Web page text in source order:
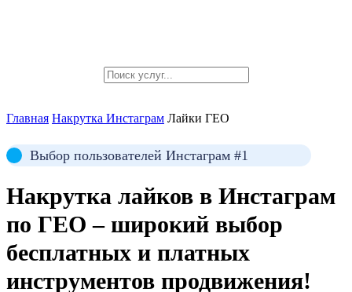
Главная Накрутка Инстаграм Лайки ГЕО
Выбор пользователей Инстаграм #1
Накрутка лайков в Инстаграм
по ГЕО – широкий выбор
бесплатных и платных
инструментов продвижения!